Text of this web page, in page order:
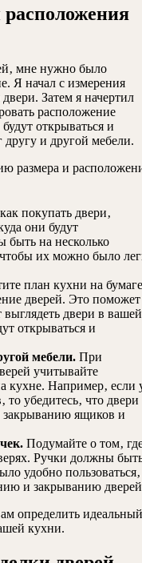
расположения
мне нужно было
Я начал с измерения
двери. Затем я начертил
расположение
открываться и
другу и другой мебели.
размера и
покупать двери‚
они будут
быть на несколько
их можно было
план кухни на
дверей. Это поможет
выглядеть двери в вашей
открываться и
мебели. При
учитывайте
кухне. Например‚ если
то убедитесь‚ что двери
ящиков и
Подумайте о том‚
Ручки должны
удобно
и закрыванию
определить идеальный
кухни.